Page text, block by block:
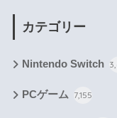
カテゴリー
Nintendo Switch
PCゲーム 7,155